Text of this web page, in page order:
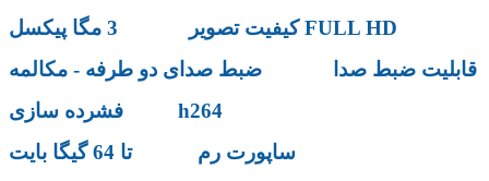
کیفیت تصویر 3 مگا پیکسل FULL HD
قابلیت ضبط صدا ضبط صدای دو طرفه - مکالمه
فشرده سازی h264
ساپورت رم تا 64 گیگا بایت